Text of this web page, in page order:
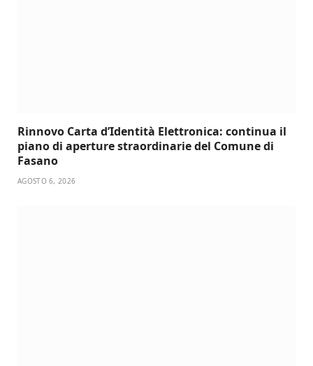
Rinnovo Carta d’Identità Elettronica: continua il
piano di aperture straordinarie del Comune di
Fasano
AGOSTO 6, 2026